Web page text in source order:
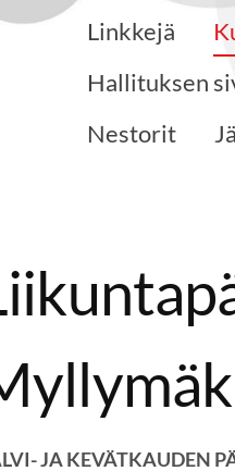
Linkkejä
Hallituksen
Nestorit
JA KEVÄTKAUDEN